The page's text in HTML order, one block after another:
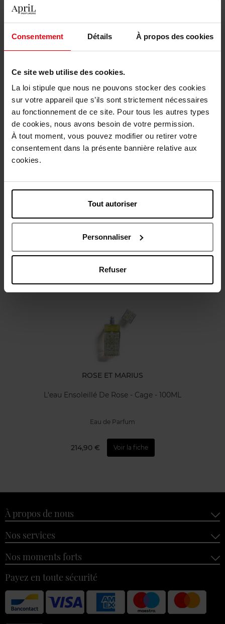
Consentement Détails À propos des cookies
Ce site web utilise des cookies.
La loi stipule que nous ne pouvons stocker des cookies
sur votre appareil que s’ils sont strictement nécessaires
au fonctionnement de ce site. Pour tous les autres types
de cookies, nous avons besoin de votre permission.
À tout moment, vous pouvez modifier ou retirer votre
consentement dans la présente bannière relative aux
cookies.
Tout autoriser
Personnaliser
Refuser
Ajouter
Retour gratuit dans votre magasin
Description
Caractéristiques
Oublié quelque chose ?
ROSE ET MARIUS
L'eau Ensoleillé De Rose - Cage - 100ML
Eau de Parfum
214,90 € Voir la fiche
À propos de nous
Nos services
Nos moments forts
Payez en toute sécurité